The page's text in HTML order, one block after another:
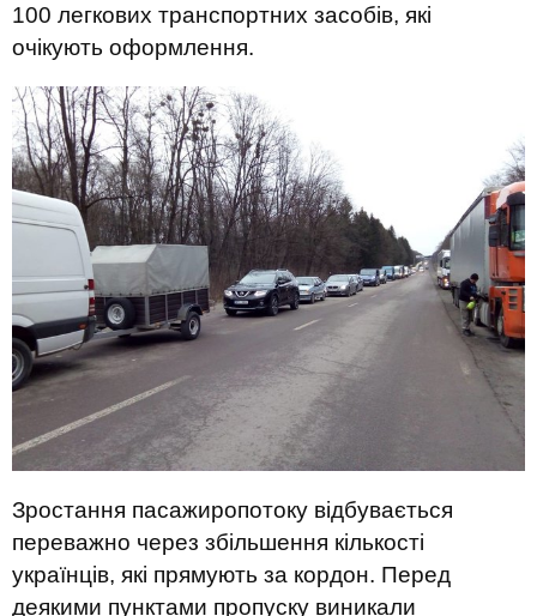
100 легкових транспортних засобів, які
очікують оформлення.
Зростання пасажиропотоку відбувається
переважно через збільшення кількості
українців, які прямують за кордон. Перед
деякими пунктами пропуску виникали